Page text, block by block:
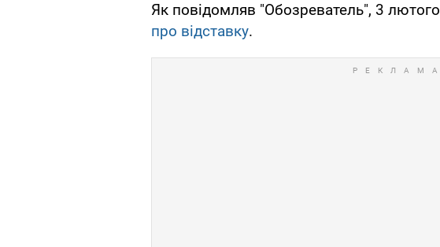
Як повідомляв "Обозреватель", 3 лютого
про відставку.